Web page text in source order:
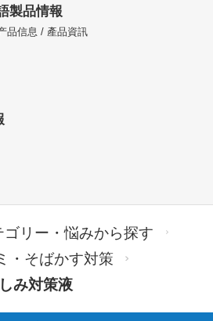
製品情報
品信息 / 產品資訊
ゴリー・悩みから探す
・そばかす対策
み対策液